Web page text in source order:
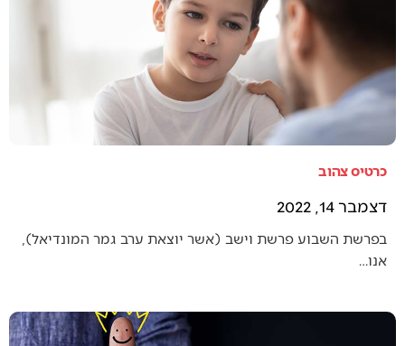
כרטיס צהוב
דצמבר 14, 2022
בפרשת השבוע פרשת וישב (אשר יוצאת ערב גמר המונדיאל),
אנו…